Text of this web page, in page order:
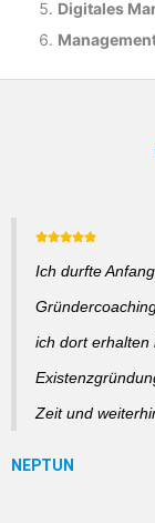
Digitales
Ich durfte
ich dort erhalten
Zeit und